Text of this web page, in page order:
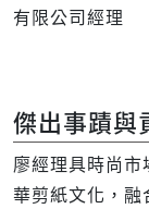
有限公司經理
傑出事蹟與
廖經理具時尚
華剪紙文化，